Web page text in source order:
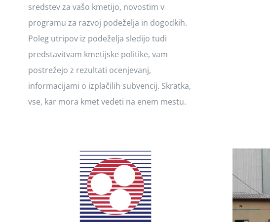
sredstev za vašo kmetijo, novostim v
programu za razvoj podeželja in dogodkih.
Poleg utripov iz podeželja sledijo tudi
predstavitvam kmetijske politike, vam
postrežejo z rezultati ocenjevanj,
informacijami o izplačilih subvencij. Skratka,
vse, kar mora kmet vedeti na enem mestu.